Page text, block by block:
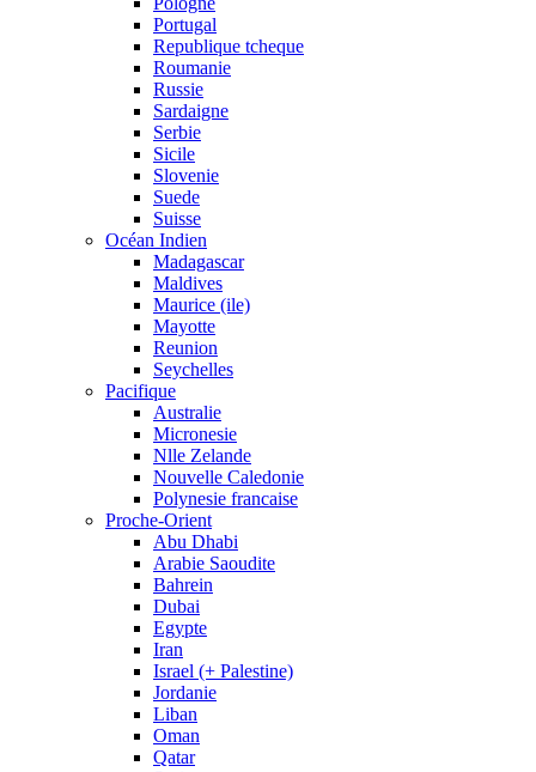
Portugal
Republique tcheque
Roumanie
Russie
Sardaigne
Serbie
Sicile
Slovenie
Suede
Suisse
Océan Indien
Madagascar
Maldives
Maurice (ile)
Mayotte
Reunion
Seychelles
Pacifique
Australie
Micronesie
Nlle Zelande
Nouvelle Caledonie
Polynesie francaise
Proche-Orient
Abu Dhabi
Arabie Saoudite
Bahrein
Dubai
Egypte
Iran
Israel (+ Palestine)
Jordanie
Liban
Oman
Qatar